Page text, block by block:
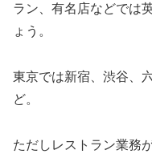
ラン、有名店などでは
ょう。
東京では新宿、渋谷、
ど。
ただしレストラン業務